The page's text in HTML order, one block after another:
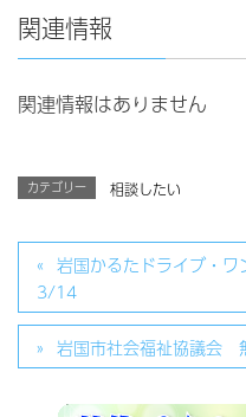
関連情報
関連情報はありません
カテゴリー 相談したい
岩国かるたドライブ・
3/14
岩国市社会福祉協議会